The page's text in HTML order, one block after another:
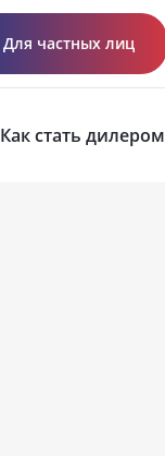
Для частных лиц
Как стать дилером